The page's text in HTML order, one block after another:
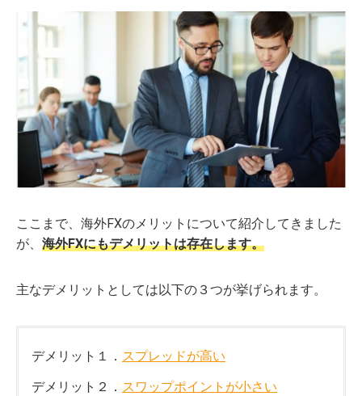
ここまで、海外FXのメリットについて紹介してきました
が、 海外FXにもデメリットは存在します。
主なデメリットとしては以下の３つが挙げられます。
デメリット１． スプレッドが高い
デメリット２． スワップポイントが小さい